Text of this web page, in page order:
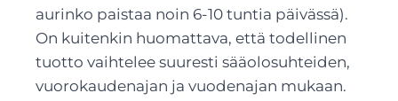
aurinko paistaa noin 6-10 tuntia päivässä).
On kuitenkin huomattava, että todellinen
tuotto vaihtelee suuresti sääolosuhteiden,
vuorokaudenajan ja vuodenajan mukaan.